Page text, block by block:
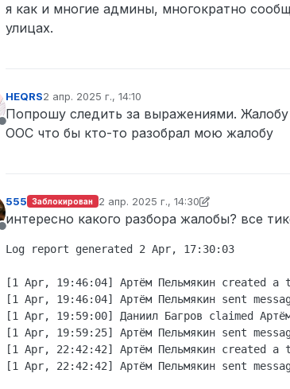
я как и многие админы, многократно
улицах.
Не в сети
HEQRS2 апр. 2025 г., 14:10
отредактировано
Попрошу следить за выражениями.
OOC что бы кто-то разобрал мою жалобу
Не в сети
555 Заблокирован 2 апр. 2025 г., 14:30
отредактировано 555
интересно какого разбора жалобы? все
Log report generated 2 Apr, 17:30:03
[1 Apr, 19:46:04] Артём Пельмякин created a
[1 Apr, 19:46:04] Артём Пельмякин sent
[1 Apr, 19:59:00] Даниил Багров claimed
[1 Apr, 19:59:25] Артём Пельмякин sent
[1 Apr, 22:42:42] Артём Пельмякин created a
[1 Apr, 22:42:42] Артём Пельмякин sent